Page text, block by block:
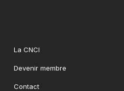
La CNCI
Devenir membre
Contact